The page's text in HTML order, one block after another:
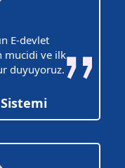
E-devlet
mucidi ve ilk
duyuyoruz.